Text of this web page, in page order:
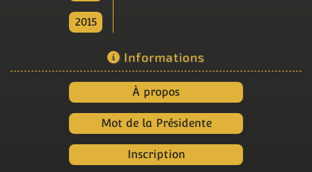
2015
Informations
À propos
Mot de la Présidente
Inscription